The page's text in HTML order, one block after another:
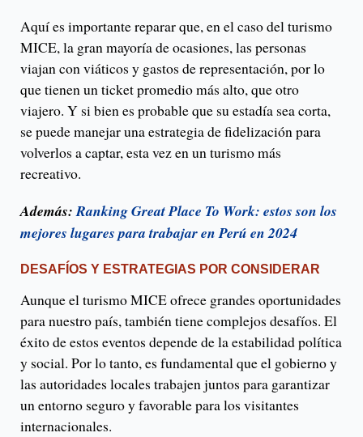
Aquí es importante reparar que, en el caso del turismo
MICE, la gran mayoría de ocasiones, las personas
viajan con viáticos y gastos de representación, por lo
que tienen un ticket promedio más alto, que otro
viajero. Y si bien es probable que su estadía sea corta,
se puede manejar una estrategia de fidelización para
volverlos a captar, esta vez en un turismo más
recreativo.
Además:Ranking Great Place To Work: estos son los
mejores lugares para trabajar en Perú en 2024
DESAFÍOS Y ESTRATEGIAS POR CONSIDERAR
Aunque el turismo MICE ofrece grandes oportunidades
para nuestro país, también tiene complejos desafíos. El
éxito de estos eventos depende de la estabilidad política
y social. Por lo tanto, es fundamental que el gobierno y
las autoridades locales trabajen juntos para garantizar
un entorno seguro y favorable para los visitantes
internacionales.